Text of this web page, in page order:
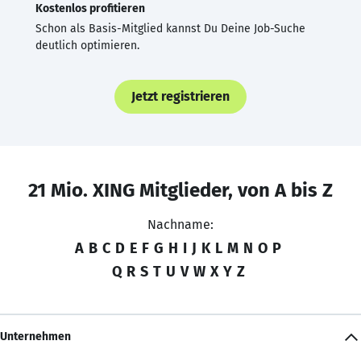
Kostenlos profitieren
Schon als Basis-Mitglied kannst Du Deine Job-Suche
deutlich optimieren.
Jetzt registrieren
21 Mio. XING Mitglieder, von A bis Z
Nachname:
A B C D E F G H I J K L M N O P
Q R S T U V W X Y Z
Unternehmen